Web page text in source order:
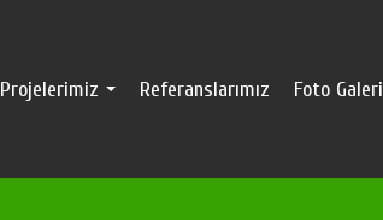
Projelerimiz Referanslarımız Foto Galeri